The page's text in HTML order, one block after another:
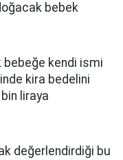
bebek
bebeğe kendi ismi
kira bedelini
liraya
değerlendirdiği bu